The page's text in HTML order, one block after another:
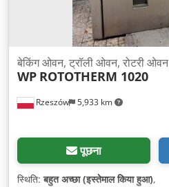
Rzeszów 5,933 km
बेकिंग ओवन, ट्रॉली ओवन, रोटरी ओवन
WP ROTOTHERM 1020
पूछना
स्थिति:बहुत अच्छा (इस्तेमाल किया हुआ),